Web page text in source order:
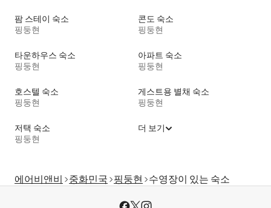
팜 스테이 숙소
핑둥현
콘도 숙소
핑둥현
타운하우스 숙소
핑둥현
아파트 숙소
핑둥현
호스텔 숙소
핑둥현
게스트용 별채 숙소
핑둥현
저택 숙소
핑둥현
더 보기
에어비앤비 중화민국 핑둥현 수영장이 있는 숙소